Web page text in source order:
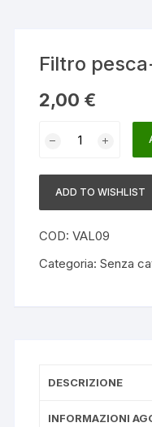
Filtro
2,00 €
quantità
ADD TO WISHLIST
COD:VAL09
Categoria:Senza
DESCRIZIONE
INFORMAZIONI